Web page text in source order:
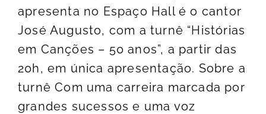
apresenta no Espaço Hall é o cantor
José Augusto, com a turnê “Histórias
em Canções – 50 anos”, a partir das
20h, em única apresentação. Sobre a
turnê Com uma carreira marcada por
grandes sucessos e uma voz